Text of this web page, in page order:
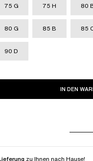
75 G 75 H 80
80 G 85 B 85
90 D
IN DEN
zu Ihnen nach Hause!